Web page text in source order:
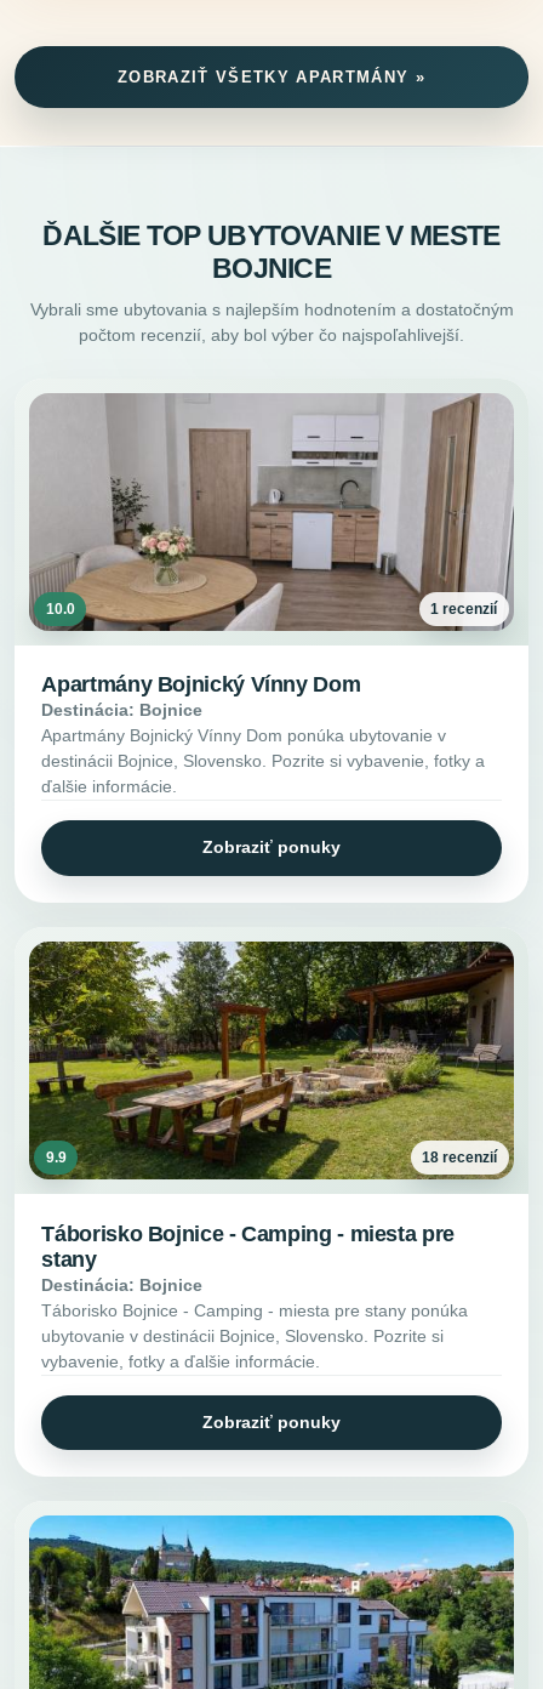
ZOBRAZIŤ VŠETKY APARTMÁNY »
ĎALŠIE TOP UBYTOVANIE V MESTE
BOJNICE
Vybrali sme ubytovania s najlepším hodnotením a dostatočným
počtom recenzií, aby bol výber čo najspoľahlivejší.
10.0 1 recenzií
Apartmány Bojnický Vínny Dom
Destinácia: Bojnice
Apartmány Bojnický Vínny Dom ponúka ubytovanie v
destinácii Bojnice, Slovensko. Pozrite si vybavenie, fotky a
ďalšie informácie.
Zobraziť ponuky
9.9 18 recenzií
Táborisko Bojnice - Camping - miesta pre
stany
Destinácia: Bojnice
Táborisko Bojnice - Camping - miesta pre stany ponúka
ubytovanie v destinácii Bojnice, Slovensko. Pozrite si
vybavenie, fotky a ďalšie informácie.
Zobraziť ponuky